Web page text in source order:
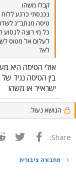
קבלו משהו
נכנסתי כרגע
טיסה מנתב"ג
כל מי רוצה לנסוע
לעלום אל מטוס
לא?
אולי הטיסה היא
בין הטיסה נגיד
ישראייר או משהו
הנושא נעול.
Share: פייסבוק
תחבורה ציבורית